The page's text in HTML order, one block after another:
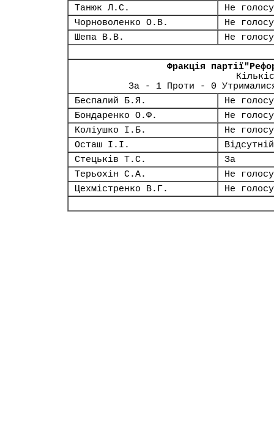
Танюк Л.С.
Не
Чорноволенко О.В.
Не
Шепа В.В.
Не
Фракція
За - 1 Проти - 0
Беспалий Б.Я.
Не
Бондаренко О.Ф.
Не
Коліушко І.Б.
Не
Осташ І.І.
Відсутній
Стецьків Т.С.
За
Терьохін С.А.
Не
Цехмістренко В.Г.
Не